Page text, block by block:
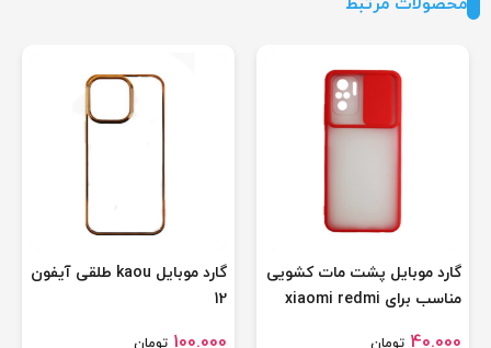
گارد موبایل پشت مات کشویی
مناسب برای xiaomi redmi
تومان40.000
گارد موبایل kaou طلقی آیفون
12
تومان100.000